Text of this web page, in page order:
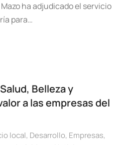
ha adjudicado el servicio
para…
Belleza y
a las empresas del
local, Desarrollo, Empresas,